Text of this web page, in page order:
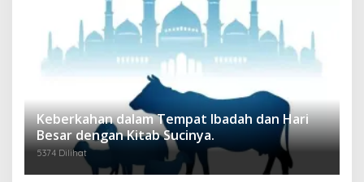
Keberkahan dalam Tempat Ibadah dan Hari
Besar dengan Kitab Sucinya.
5374 Dilihat